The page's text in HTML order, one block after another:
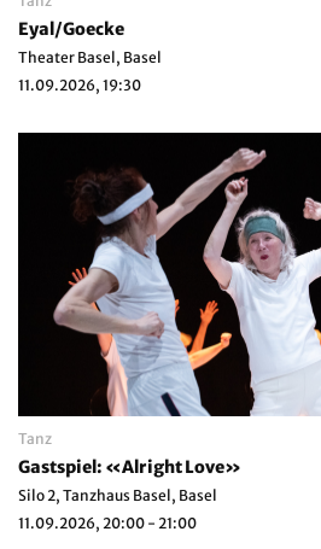
Eyal/Goecke
Theater Basel, Basel
11.09.2026, 19:30
Tanz
Gastspiel: «Alright Love»
Silo 2, Tanzhaus Basel, Basel
11.09.2026, 20:00 - 21:00